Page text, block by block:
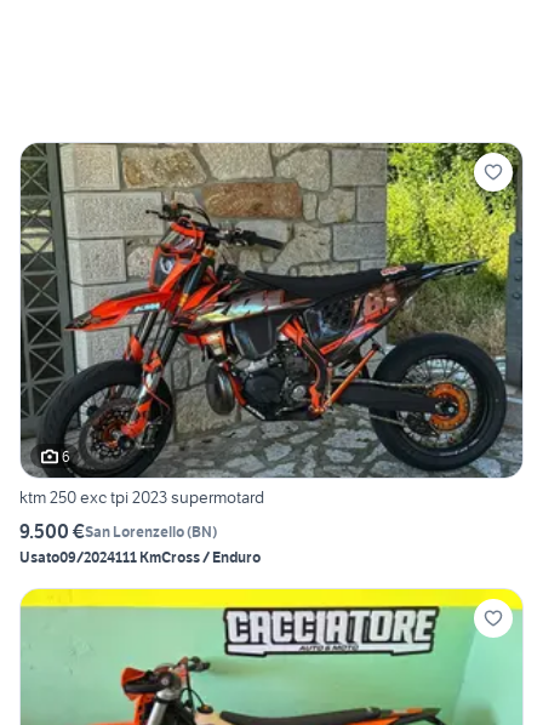
6
ktm 250 exc tpi 2023 supermotard
9.500 €San Lorenzello(BN)
Usato09/2024111 KmCross / Enduro